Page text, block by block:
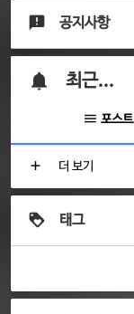
공지사항
최근...
포스트
더 보기
태그